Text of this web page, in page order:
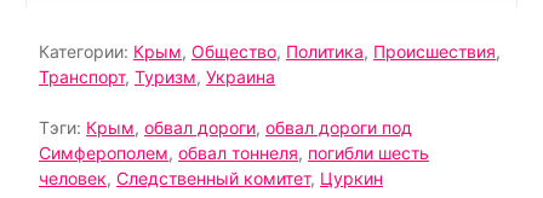
Категории: Крым, Общество, Политика, Происшествия,
Транспорт, Туризм, Украина
Тэги: Крым, обвал дороги, обвал дороги под
Симферополем, обвал тоннеля, погибли шесть
человек, Следственный комитет, Цуркин